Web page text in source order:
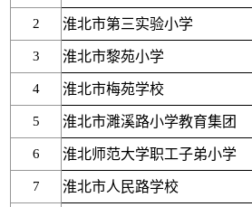
2 淮北市第三实验小学
3 淮北市黎苑小学
4 淮北市梅苑学校
5 淮北市濉溪路小学教育集团
6 淮北师范大学职工子弟小学
7 淮北市人民路学校